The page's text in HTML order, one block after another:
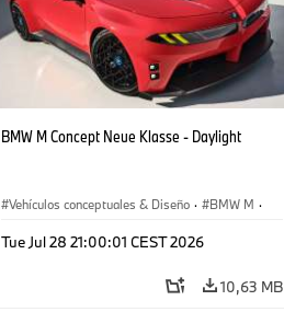
BMW M Concept Neue Klasse - Daylight
Vehículos conceptuales & Diseño · BMW M ·
Tue Jul 28 21:00:01 CEST 2026
10,63 MB